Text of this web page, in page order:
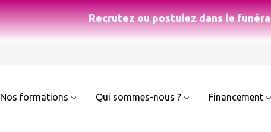
Recrutez ou postulez dans le
Nos formations Qui sommes-nous ? Financement